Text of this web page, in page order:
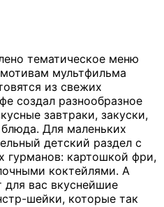
тематическое меню
мультфильма
из свежих
создал разнообразное
завтраки, закуски,
Для маленьких
детский раздел с
картошкой фри,
коктейлями. А
для вас вкуснейшие
шейки, которые так